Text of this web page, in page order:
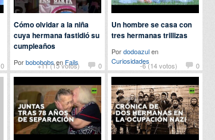
0
+11 (15 votos)
0
Cómo olvidar a la niña
cuya hermana fastidió su
cumpleaños
Porbobobobsen Fails -6 (14 votos) 0
Un hombre se casa con
tres hermanas trillizas
Pordodoazulen
Curiosidades